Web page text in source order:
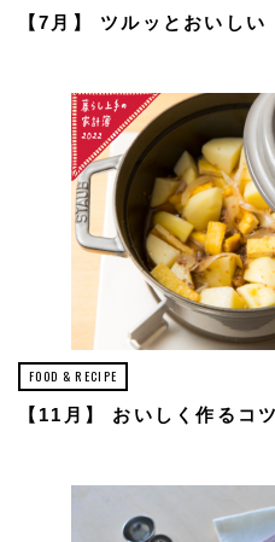
【7月】 ツルッとおいし
FOOD & RECIPE
【11月】 おいしく作るコ